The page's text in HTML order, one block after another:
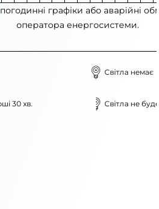
графіки або аварійні
оператора енергосистеми.
Світла немає
30 хв. Світла не